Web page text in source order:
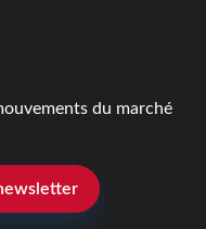
du marché